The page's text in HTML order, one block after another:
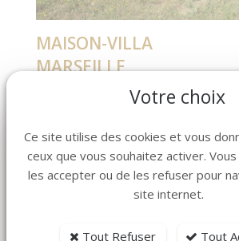
MAISON-VILLA
MARSEILLE
Surface habitable
Votre choix
Ce site utilise des cookies et vous
ceux que vous souhaitez activer.
les accepter ou de les refuser pour
site internet.
Tout Refuser Tout